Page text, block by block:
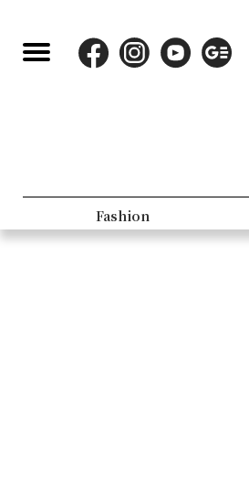
Fashion